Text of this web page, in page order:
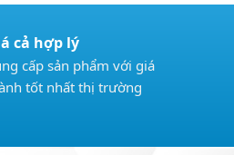
cả hợp lý
cấp sản phẩm với giá
tốt nhất thị trường